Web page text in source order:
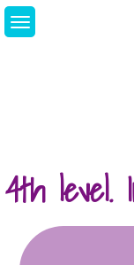
Skip
to
4th level.